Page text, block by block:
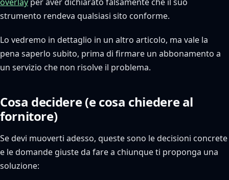
strumento rendeva qualsiasi sito conforme.
Lo vedremo in dettaglio in un altro articolo, ma vale la
pena saperlo subito, prima di firmare un abbonamento a
un servizio che non risolve il problema.
Cosa decidere (e cosa chiedere al
fornitore)
Se devi muoverti adesso, queste sono le decisioni concrete
e le domande giuste da fare a chiunque ti proponga una
soluzione: